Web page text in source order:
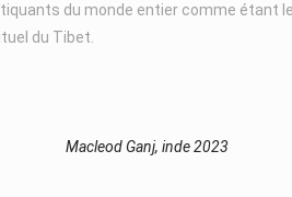
du monde entier comme étant
du Tibet.
Macleod Ganj, inde 2023